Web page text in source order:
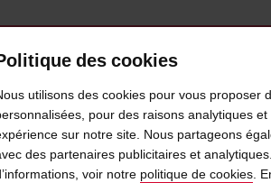
AVIS MAROC PROFESSIONNELS
AVIS MAROC
des cookies
utilisons des cookies pour vous proposer
pour des raisons analytiques
sur notre site. Nous partageons
des partenaires publicitaires et
voir notre politique de cookies.